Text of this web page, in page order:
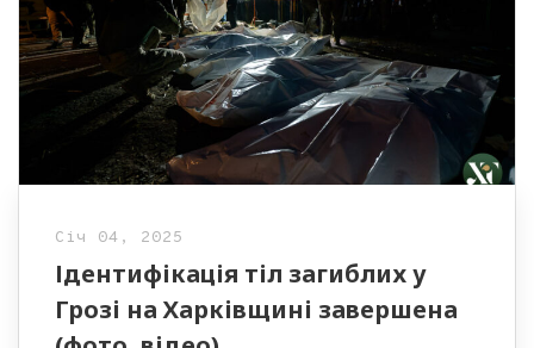
Січ 04, 2025
Ідентифікація тіл загиблих у
Грозі на Харківщині завершена